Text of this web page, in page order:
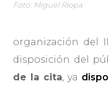
Foto: Miguel Riopa
organización del
disposición del
de la cita, ya